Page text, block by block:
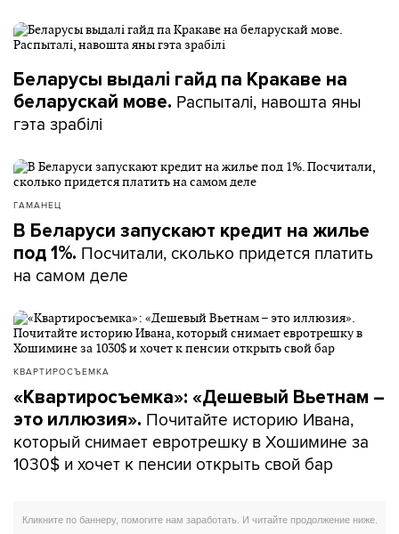
Беларусы выдалі гайд па Кракаве на
беларускай мове. Распыталі, навошта яны
гэта зрабілі
ГАМАНЕЦ
В Беларуси запускают кредит на жилье
под 1%. Посчитали, сколько придется платить
на самом деле
КВАРТИРОСЪЕМКА
«Квартиросъемка»: «Дешевый Вьетнам –
это иллюзия». Почитайте историю Ивана,
который снимает евротрешку в Хошимине за
1030$ и хочет к пенсии открыть свой бар